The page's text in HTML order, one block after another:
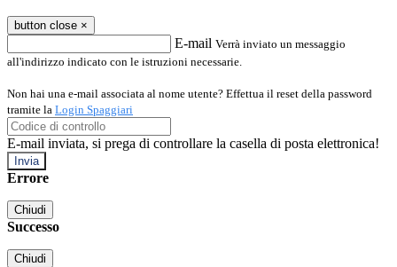
button close ×
E-mail Verrà inviato un messaggio
all'indirizzo indicato con le istruzioni necessarie.
Non hai una e-mail associata al nome utente? Effettua il reset della password
tramite la Login Spaggiari
E-mail inviata, si prega di controllare la casella di posta elettronica!
Errore
Chiudi
Successo
Chiudi